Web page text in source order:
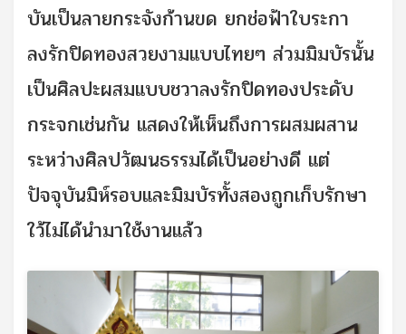
บันเป็นลายกระจังก้านขด ยกช่อฟ้าใบระกา
ลงรักปิดทองสวยงามแบบไทยๆ ส่วมมิมบัรนั้น
เป็นศิลปะผสมแบบชวาลงรักปิดทองประดับ
กระจกเช่นกัน แสดงให้เห็นถึงการผสมผสาน
ระหว่างศิลปวัฒนธรรมได้เป็นอย่างดี แต่
ปัจจุบันมิห์รอบและมิมบัรทั้งสองถูกเก็บรักษา
ใว้ไม่ได้นำมาใช้งานแล้ว